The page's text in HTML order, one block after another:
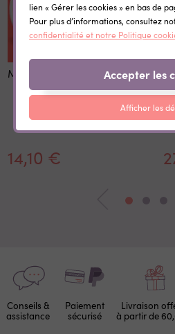
Mug Photo Noël
14,10 €
Conseils &
assistance
Paiement
sécurisé
Livraison
à partir de
lien « Gérer les cookies » en bas de
Pour plus d’informations, consultez
confidentialité et notre Politique
Accepter les
Afficher les